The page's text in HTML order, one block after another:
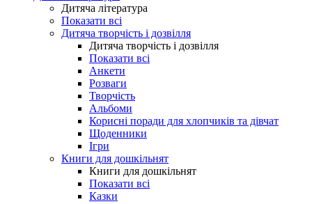
Дитяча література
Показати всі
Дитяча творчість і дозвілля
Дитяча творчість і дозвілля
Показати всі
Анкети
Розваги
Творчість
Альбоми
Корисні поради для хлопчиків та дівчат
Щоденники
Ігри
Книги для дошкільнят
Книги для дошкільнят
Показати всі
Казки